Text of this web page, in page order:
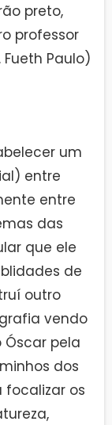
preto,
professor
Paulo)
um
entre
entre
das
que ele
de
outro
vendo
pela
dos
focalizar os